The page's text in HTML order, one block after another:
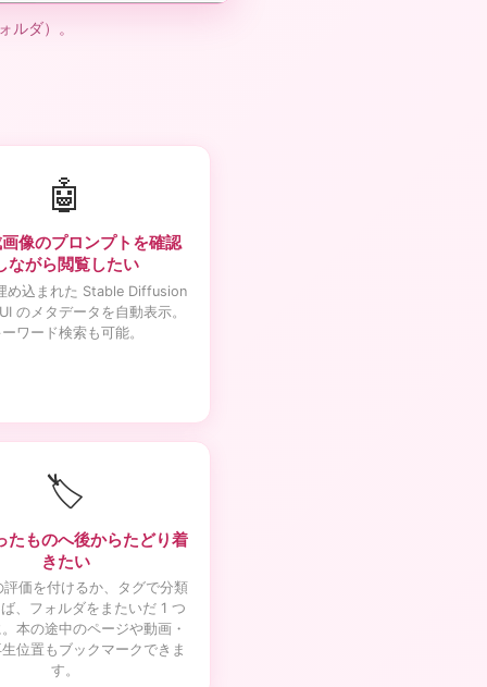
ルダ）。
🤖
像のプロンプトを確認
ながら閲覧したい
め込まれた Stable Diffusion
のメタデータを自動表示。
ワード検索も可能。
🏷️
たものへ後からたどり着
きたい
価を付けるか、タグで分類
、フォルダをまたいだ 1 つ
本の途中のページや動画・
位置もブックマークできま
す。